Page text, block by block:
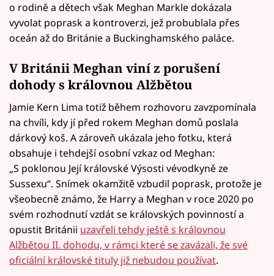
o rodině a dětech však Meghan Markle dokázala
vyvolat poprask a kontroverzi, jež probublala přes
oceán až do Británie a Buckinghamského paláce.
V Británii Meghan viní z porušení
dohody s královnou Alžbětou
Jamie Kern Lima totiž během rozhovoru zavzpomínala
na chvíli, kdy jí před rokem Meghan domů poslala
dárkový koš. A zároveň ukázala jeho fotku, která
obsahuje i tehdejší osobní vzkaz od Meghan:
„S poklonou Její královské Výsosti vévodkyně ze
Sussexu“. Snímek okamžitě vzbudil poprask, protože je
všeobecně známo, že Harry a Meghan v roce 2020 po
svém rozhodnutí vzdát se královských povinností a
opustit Británii uzavřeli tehdy ještě s královnou
Alžbětou II. dohodu, v rámci které se zavázali, že své
oficiální královské tituly již nebudou používat.